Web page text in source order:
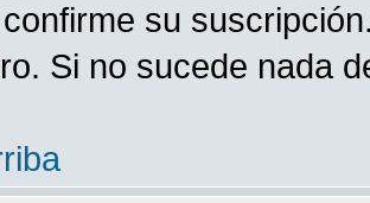
su
Si no sucede nada